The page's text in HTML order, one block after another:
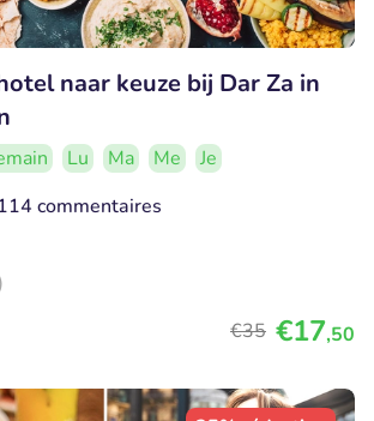
naar keuze bij Dar Za in
Lu Ma Me
Je
commentaires
€35 €17,50